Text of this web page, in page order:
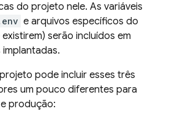
do projeto nele. As variáveis
e arquivos específicos do
existirem) serão incluídos em
pode incluir esses três
um pouco diferentes para
produção: